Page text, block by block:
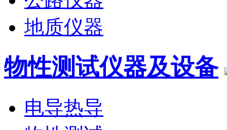
地质仪器
物性测试仪器及设备
电导热导